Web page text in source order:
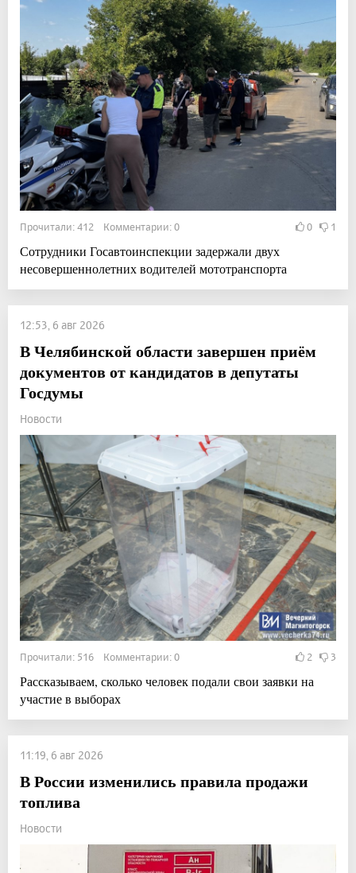
Прочитали: 412 Комментарии: 0 0 1
Сотрудники Госавтоинспекции задержали двух
несовершеннолетних водителей мототранспорта
12:53, 6 авг 2026
В Челябинской области завершен приём
документов от кандидатов в депутаты
Госдумы
Новости
Прочитали: 516 Комментарии: 0 2 3
Рассказываем, сколько человек подали свои заявки на
участие в выборах
11:19, 6 авг 2026
В России изменились правила продажи
топлива
Новости